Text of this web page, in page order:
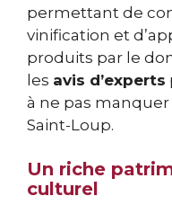
permettant de
vinification et
produits par le
les avis d’experts
à ne pas
Saint-Loup.
Un riche
culturel